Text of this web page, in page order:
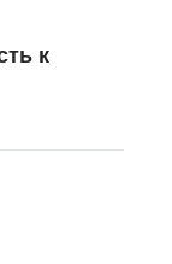
к